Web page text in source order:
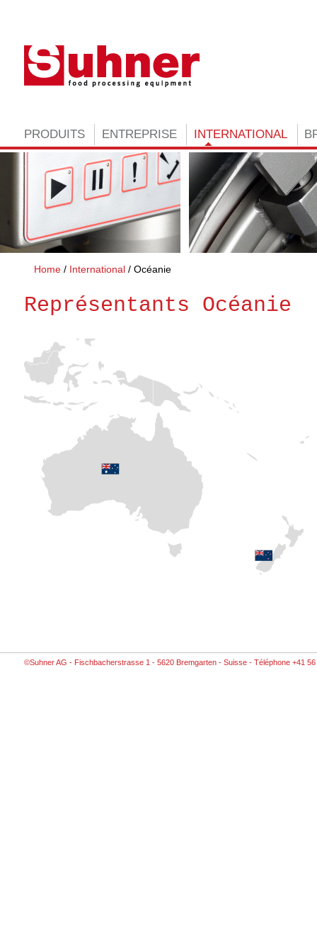
PRODUITS ENTREPRISE INTERNATIONAL
Home International Océanie
Représentants Océanie
©Suhner AG - Fischbacherstrasse 1 - 5620 Bremgarten - Suisse - Téléphone +41